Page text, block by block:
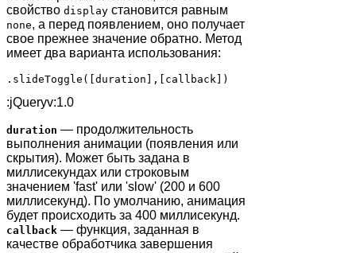
свойство display становится равным
none, а перед появлением, оно получает
свое прежнее значение обратно. Метод
имеет два варианта использования:
.slideToggle([duration],[callback])
:jQueryv:1.0
duration — продолжительность
выполнения анимации (появления или
скрытия). Может быть задана в
миллисекундах или строковым
значением 'fast' или 'slow' (200 и 600
миллисекунд). По умолчанию, анимация
будет происходить за 400 миллисекунд.
callback — функция, заданная в
качестве обработчика завершения